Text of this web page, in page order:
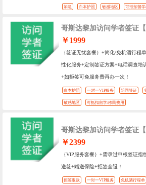
加急 白本护照 敏感地区 可抵扣留学
哥斯达黎加访问学者签证【
￥1999
｛签证无忧套餐｝+简化/免机酒行程
性化服务+定制签证方案+电话调查培
+如拒签可免服务费再办一次！
白本护照 一对一VIP服务 陪同签证
敏感地区 可抵扣留学/移民费用
哥斯达黎加访问学者签证【
￥2399
｛VIP服务套餐｝+需录过申根签证
送签+赠送保险+拒签全退！
拒签退款 一对一VIP服务 免机酒行程单